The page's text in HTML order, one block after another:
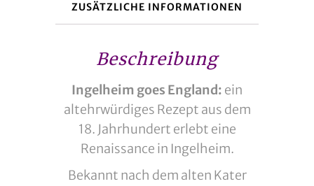
ZUSÄTZLICHE INFORMATIONEN
Beschreibung
Ingelheim goes England: ein
altehrwürdiges Rezept aus dem
18. Jahrhundert erlebt eine
Renaissance in Ingelheim.
Bekannt nach dem alten Kater